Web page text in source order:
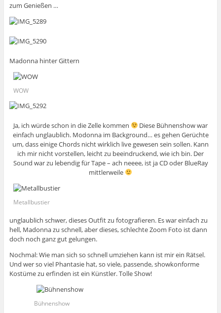
zum Genießen …
Madonna hinter Gittern
WOW
Ja, ich würde schon in die Zelle kommen
Diese Bühnenshow war
einfach unglaublich. Modonna im Background… es gehen Gerüchte
um, dass einige Chords nicht wirklich live gewesen sein sollen. Kann
ich mir nicht vorstellen, leicht zu beeindruckend, wie ich bin. Der
Sound war zu lebendig für Tape – ach neeee, ist ja CD oder BlueRay
mittlerweile
Metallbustier
unglaublich schwer, dieses Outfit zu fotografieren. Es war einfach zu
hell, Madonna zu schnell, aber dieses, schlechte Zoom Foto ist dann
doch noch ganz gut gelungen.
Nochmal: Wie man sich so schnell umziehen kann ist mir ein Rätsel.
Und wer so viel Phantasie hat, so viele, passende, showkonforme
Kostüme zu erfinden ist ein Künstler. Tolle Show!
Bühnenshow